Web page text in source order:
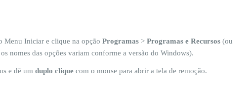
Menu Iniciar e clique na opção Programas > Programas e Recursos (ou
nomes das opções variam conforme a versão do Windows).
e dê um duplo clique com o mouse para abrir a tela de remoção.